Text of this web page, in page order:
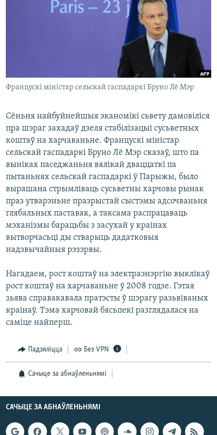
Францускі міністар сельскай гаспадаркі Бруно Лё Мэр
Сёньня найбуйнейшыя эканомікі сьвету дамовіліся
пра шэраг захадаў дзеля стабілізацыі сусьветных
коштаў на харчаваньне. Францускі міністар
сельскай гаспадаркі Бруно Лё Мэр сказаў, што па
выніках паседжаньня вялікай дваццаткі па
пытаньнях сельскай гаспадаркі ў Парыжы, было
вырашана стрымліваць сусьветны харчовы рынак
праз утварэньне празрыстай сыстэмы адсочваньня
глябальных паставак, а таксама распрацаваць
мэханізмы барацьбы з засухай у краінах
вытворчасьці ды стварыць дадатковыя
надзвычайныя рэзэрвы.
Нагадаем, рост коштаў на электраэнэргію выклікаў
рост коштаў на харчаваньне ў 2008 годзе. Гэтая
зьява справакавала пратэсты ў шэрагу разьвіваных
краінаў. Тэма харчовай бясьпекі разглядалася на
саміце найперш.
Падзяліцца Без VPN
Сачыце за абнаўленьнямі
САЧЫЦЕ ЗА АБНАЎЛЕНЬНЯМІ